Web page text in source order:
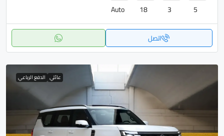
5
3
18
Auto
اتصل
عائلي الدفع الرباعي